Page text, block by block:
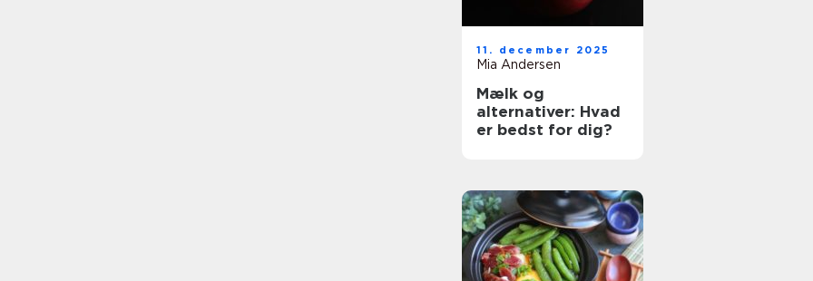
11. december 2025
Mia Andersen
Mælk og
alternativer: Hvad
er bedst for dig?